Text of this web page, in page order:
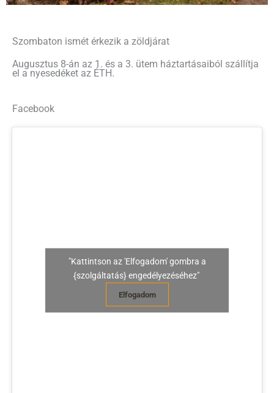
Szombaton ismét érkezik a zöldjárat
Augusztus 8-án az 1. és a 3. ütem háztartásaiból szállítja
el a nyesedéket az ÉTH.
Facebook
"Kattintson az 'Elfogadom' gombra a
{szolgáltatás} engedélyezéséhez"
Elfogadom